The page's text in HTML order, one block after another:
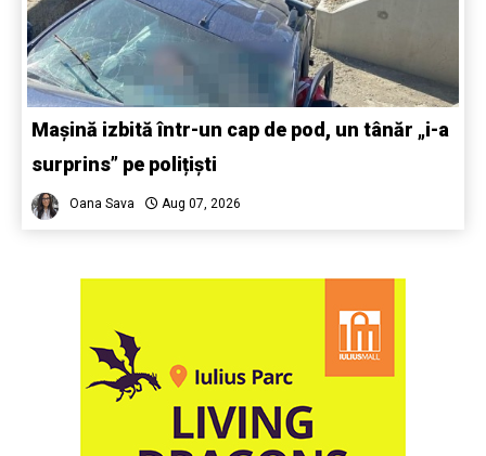
Mașină izbită într-un cap de pod, un tânăr „i-a
surprins” pe polițiști
Oana Sava Aug 07, 2026